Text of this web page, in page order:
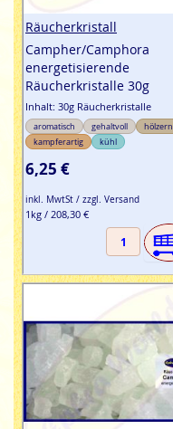
Räucherkristall
Campher/Camphora
energetisierende
Räucherkristalle 30g
Inhalt: 30g Räucherkristalle
aromatisch gehaltvoll
hölzern
kampferartig
kühl
6,25 €
inkl. MwtSt / zzgl. Versand
1kg / 208,30 €